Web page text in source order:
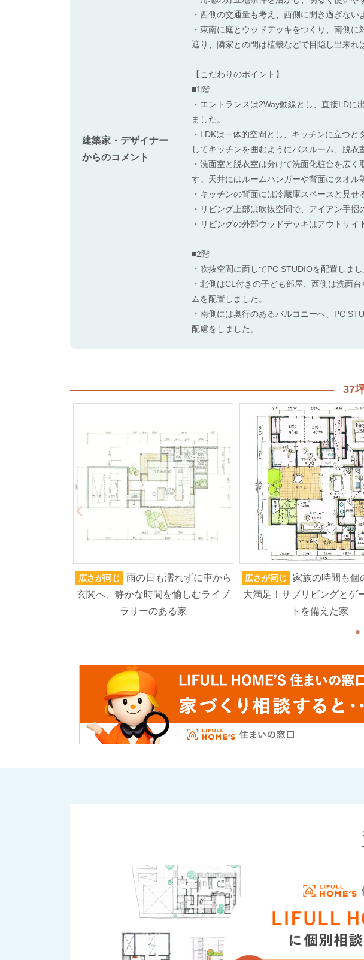
建築家・デザイナー
からのコメント
・西側の交通量も考え、西側に開き過ぎない
・東南に庭とウッドデッキをつくり、南側
遮り、隣家との間は植栽などで目隠し出来れ
【こだわりのポイント】
■1階
・エントランスは2Way動線とし、直接LD
ました。
・LDKは一体的空間とし、キッチンに立つ
してキッチンを囲むようにバスルーム、脱
・洗面室と脱衣室は分けて洗面化粧台を広
す。天井にはルームハンガーや背面にタオル
・キッチンの背面には冷蔵庫スペースと見
・リビング上部は吹抜空間で、アイアン手
・リビングの外部ウッドデッキはアウトサイ
■2階
・吹抜空間に面してPC STUDIOを配置しま
・北側はCL付きの子ども部屋、西側は洗面
ムを配置しました。
・南側には奥行のあるバルコニーへ、PC
配慮をしました。
37
広さが同じ
雨の日も濡れずに車から
玄関へ、静かな時間を愉しむライブ
ラリーのある家
広さが同じ
家族の時間も個
大満足！サブリビングとゲ
トを備えた家